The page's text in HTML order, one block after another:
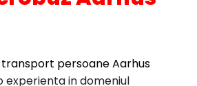
transport persoane Aarhus
experienta in domeniul